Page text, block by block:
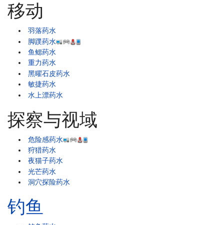
移动
羽落药水
脚蹼药水
鱼鳃药水
重力药水
黑曜石皮药水
敏捷药水
水上漂药水
探察与视域
危险感药水
狩猎药水
夜猫子药水
光芒药水
洞穴探险药水
钓鱼